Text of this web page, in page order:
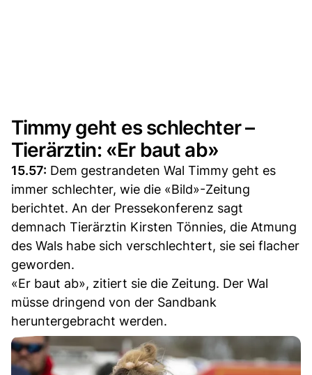
Timmy geht es schlechter –
Tierärztin: «Er baut ab»
15.57: Dem gestrandeten Wal Timmy geht es
immer schlechter, wie die «Bild»-Zeitung
berichtet. An der Pressekonferenz sagt
demnach Tierärztin Kirsten Tönnies, die Atmung
des Wals habe sich verschlechtert, sie sei flacher
geworden.
«Er baut ab», zitiert sie die Zeitung. Der Wal
müsse dringend von der Sandbank
heruntergebracht werden.